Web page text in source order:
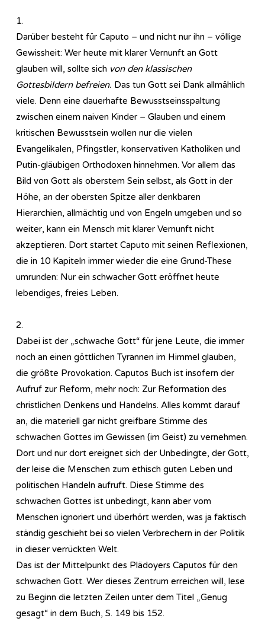
1.
Darüber besteht für Caputo – und nicht nur ihn – völlige
Gewissheit: Wer heute mit klarer Vernunft an Gott
glauben will, sollte sich von den klassischen
Gottesbildern befreien. Das tun Gott sei Dank allmählich
viele. Denn eine dauerhafte Bewusstseinsspaltung
zwischen einem naiven Kinder – Glauben und einem
kritischen Bewusstsein wollen nur die vielen
Evangelikalen, Pfingstler, konservativen Katholiken und
Putin-gläubigen Orthodoxen hinnehmen. Vor allem das
Bild von Gott als oberstem Sein selbst, als Gott in der
Höhe, an der obersten Spitze aller denkbaren
Hierarchien, allmächtig und von Engeln umgeben und so
weiter, kann ein Mensch mit klarer Vernunft nicht
akzeptieren. Dort startet Caputo mit seinen Reflexionen,
die in 10 Kapiteln immer wieder die eine Grund-These
umrunden: Nur ein schwacher Gott eröffnet heute
lebendiges, freies Leben.
2.
Dabei ist der „schwache Gott“ für jene Leute, die immer
noch an einen göttlichen Tyrannen im Himmel glauben,
die größte Provokation. Caputos Buch ist insofern der
Aufruf zur Reform, mehr noch: Zur Reformation des
christlichen Denkens und Handelns. Alles kommt darauf
an, die materiell gar nicht greifbare Stimme des
schwachen Gottes im Gewissen (im Geist) zu vernehmen.
Dort und nur dort ereignet sich der Unbedingte, der Gott,
der leise die Menschen zum ethisch guten Leben und
politischen Handeln aufruft. Diese Stimme des
schwachen Gottes ist unbedingt, kann aber vom
Menschen ignoriert und überhört werden, was ja faktisch
ständig geschieht bei so vielen Verbrechern in der Politik
in dieser verrückten Welt.
Das ist der Mittelpunkt des Plädoyers Caputos für den
schwachen Gott. Wer dieses Zentrum erreichen will, lese
zu Beginn die letzten Zeilen unter dem Titel „Genug
gesagt“ in dem Buch, S. 149 bis 152.